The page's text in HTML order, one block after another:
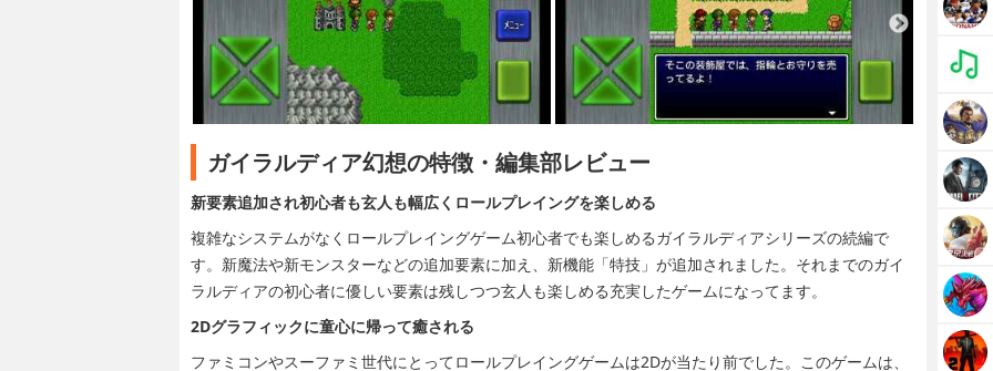
ガイラルディア幻想の特徴・編集部レビュー
新要素追加され初心者も玄人も幅広くロールプレイングを楽しめる
複雑なシステムがなくロールプレイングゲーム初心者でも楽しめるガイラルディアシリーズの続編で
す。新魔法や新モンスターなどの追加要素に加え、新機能「特技」が追加されました。それまでのガイ
ラルディアの初心者に優しい要素は残しつつ玄人も楽しめる充実したゲームになってます。
2Dグラフィックに童心に帰って癒される
ファミコンやスーファミ世代にとってロールプレイングゲームは2Dが当たり前でした。このゲームは、